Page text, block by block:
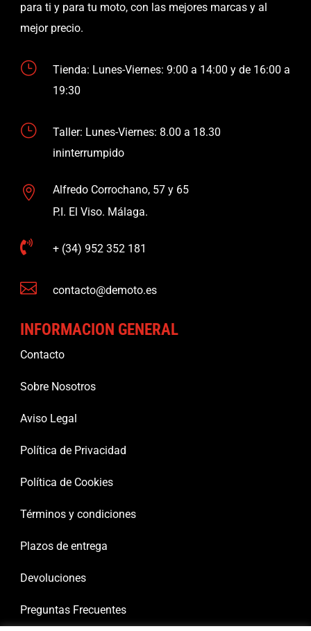
para ti y para tu moto, con las mejores marcas y al
mejor precio.
}
Tienda: Lunes-Viernes: 9:00 a 14:00 y de 16:00 a
19:30
}
Taller: Lunes-Viernes: 8.00 a 18.30
ininterrumpido

Alfredo Corrochano, 57 y 65
P.I. El Viso. Málaga.
 + (34) 952 352 181
 contacto@demoto.es
INFORMACION GENERAL
Contacto
Sobre Nosotros
Aviso Legal
Política de Privacidad
Política de Cookies
Términos y condiciones
Plazos de entrega
Devoluciones
Preguntas Frecuentes